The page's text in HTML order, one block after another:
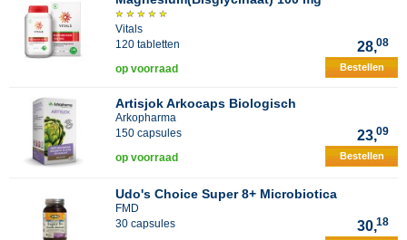
Vitals
120 tabletten
28,08
op voorraad Bestellen
Artisjok Arkocaps Biologisch
Arkopharma
150 capsules
23,09
op voorraad Bestellen
Udo's Choice Super 8+ Microbiotica
FMD
30 capsules
30,18